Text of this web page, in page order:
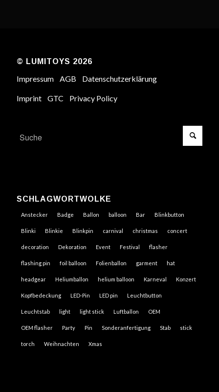
© LUMITOYS 2026
Impressum AGB Datenschutzerklärung
Imprint GTC Privacy Policy
SCHLAGWORTWOLKE
Anstecker Badge Ballon balloon Bar Blinkbutton
Blinki Blinkie Blinkpin carnival christmas concert
decoration Dekoration Event Festival flasher
flashing pin foil balloon Folienballon garment hat
headgear Heliumballon helium balloon Karneval Konzert
Kopfbedeckung LED-Pin LED pin Leuchtbutton
Leuchtstab light light stick Luftballon OEM
OEM flasher Party Pin Sonderanfertigung Stab stick
torch Weihnachten Xmas